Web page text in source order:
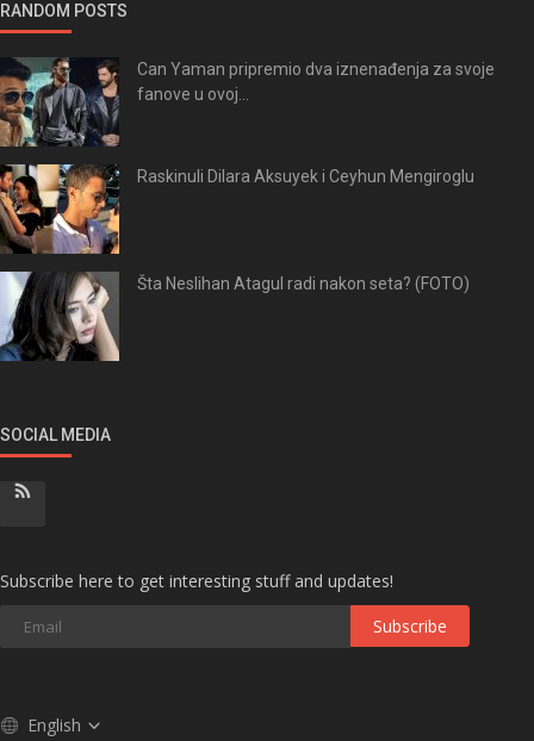
RANDOM POSTS
Can Yaman pripremio dva iznenađenja za svoje
fanove u ovoj...
Raskinuli Dilara Aksuyek i Ceyhun Mengiroglu
Šta Neslihan Atagul radi nakon seta? (FOTO)
SOCIAL MEDIA
Subscribe here to get interesting stuff and updates!
Subscribe
English